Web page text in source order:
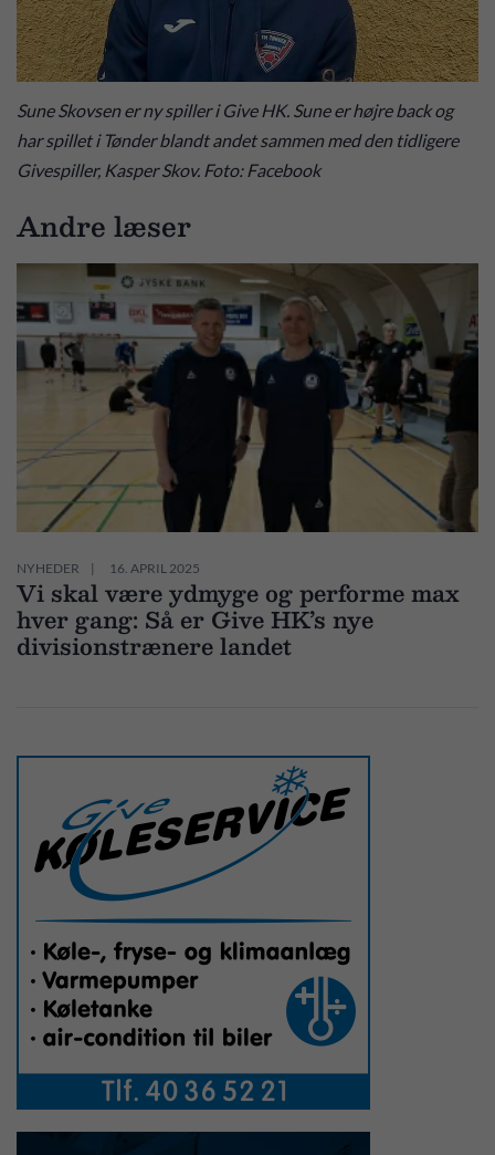
Sune Skovsen er ny spiller i Give HK. Sune er højre back og
har spillet i Tønder blandt andet sammen med den tidligere
Givespiller, Kasper Skov. Foto: Facebook
Andre læser
NYHEDER 16. APRIL 2025
Vi skal være ydmyge og performe max
hver gang: Så er Give HK’s nye
divisionstrænere landet